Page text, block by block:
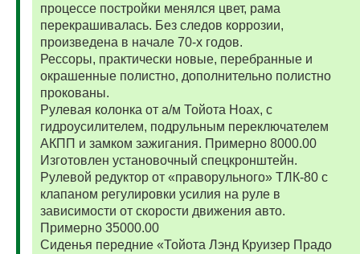
процессе постройки менялся цвет, рама
перекрашивалась. Без следов коррозии,
произведена в начале 70-х годов.
Рессоры, практически новые, перебранные и
окрашенные полистно, дополнительно полистно
прокованы.
Рулевая колонка от а/м Тойота Ноах, с
гидроусилителем, подрульным переключателем
АКПП и замком зажигания. Примерно 8000.00
Изготовлен установочный спецкронштейн.
Рулевой редуктор от «праворульного» ТЛК-80 с
клапаном регулировки усилия на руле в
зависимости от скорости движения авто.
Примерно 35000.00
Сиденья передние «Тойота Лэнд Круизер Прадо